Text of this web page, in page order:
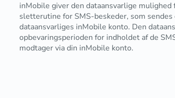
inMobile giver den dataansvarlige
sletterutine for SMS-beskeder, som sendes
dataansvarliges inMobile konto. Den
opbevaringsperioden for indholdet af de
modtager via din inMobile konto.